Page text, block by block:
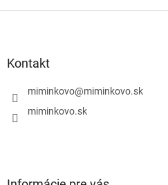
Kontakt
miminkovo@miminkovo.sk
miminkovo.sk